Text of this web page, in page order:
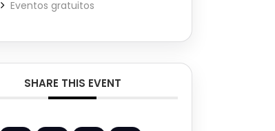
Eventos gratuitos
SHARE THIS EVENT